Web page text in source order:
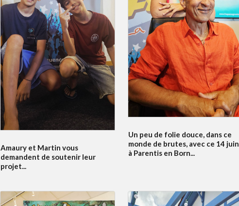
Amaury et Martin vous
demandent de soutenir leur
projet...
Un peu de folie douce, dans ce
monde de brutes, avec ce 14 juin
à Parentis en Born...